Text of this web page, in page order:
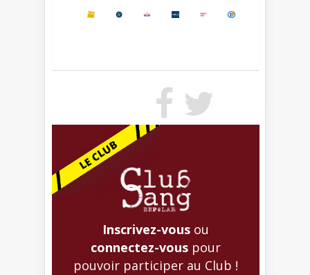
Inscrivez-vous ou
connectez-vous pour
pouvoir participer au Club !